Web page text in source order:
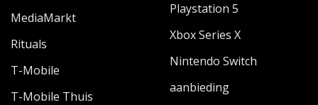
MediaMarkt
Rituals
T-Mobile
T-Mobile Thuis
Playstation 5
Xbox Series X
Nintendo Switch
aanbieding